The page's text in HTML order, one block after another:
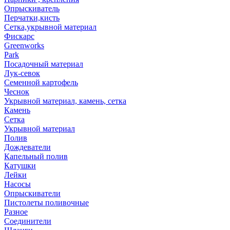
Опрыскиватель
Перчатки,кисть
Сетка,укрывной материал
Фискарс
Greenworks
Park
Посадочный материал
Лук-севок
Семенной картофель
Чеснок
Укрывной материал, камень, сетка
Камень
Сетка
Укрывной материал
Полив
Дождеватели
Капельный полив
Катушки
Лейки
Насосы
Опрыскиватели
Пистолеты поливочные
Разное
Соединители